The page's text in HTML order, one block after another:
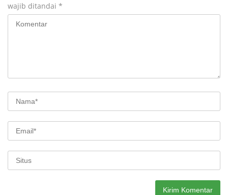
wajib ditandai *